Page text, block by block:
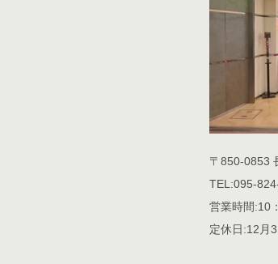
〒850-0853
TEL:095-
営業時間:10
定休日:12月